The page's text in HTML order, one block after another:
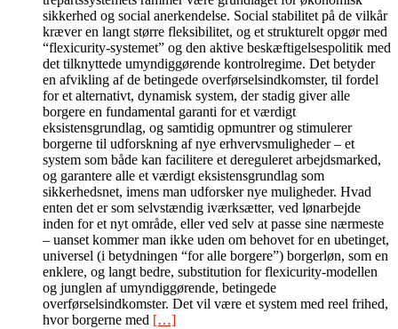
sikkerhed og social anerkendelse. Social stabilitet på de vilkår
kræver en langt større fleksibilitet, og et strukturelt opgør med
“flexicurity-systemet” og den aktive beskæftigelsespolitik med
det tilknyttede umyndiggørende kontrolregime. Det betyder
en afvikling af de betingede overførselsindkomster, til fordel
for et alternativt, dynamisk system, der stadig giver alle
borgere en fundamental garanti for et værdigt
eksistensgrundlag, og samtidig opmuntrer og stimulerer
borgerne til udforskning af nye erhvervsmuligheder – et
system som både kan facilitere et dereguleret arbejdsmarked,
og garantere alle et værdigt eksistensgrundlag som
sikkerhedsnet, imens man udforsker nye muligheder. Hvad
enten det er som selvstændig iværksætter, ved lønarbejde
inden for et nyt område, eller ved selv at passe sine nærmeste
– uanset kommer man ikke uden om behovet for en ubetinget,
universel (i betydningen “for alle borgere”) borgerløn, som en
enklere, og langt bedre, substitution for flexicurity-modellen
og junglen af umyndiggørende, betingede
overførselsindkomster. Det vil være et system med reel frihed,
hvor borgerne med […]